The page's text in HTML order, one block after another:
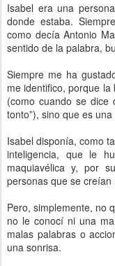
Isabel era una
donde estaba.
como decía Antonio
sentido de la palabra,
Siempre me ha
me identifico, porque
(como cuando se dice
tonto”), sino que es
Isabel disponía, como
inteligencia, que le
maquiavélica y, por
personas que se creían
Pero, simplemente, no
no le conocí ni una
malas palabras o
una sonrisa.